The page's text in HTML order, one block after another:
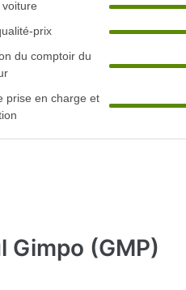
prix
du comptoir du
prise en charge et
Gimpo (GMP)